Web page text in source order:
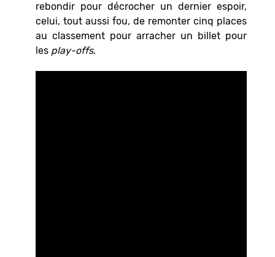
rebondir pour décrocher un dernier espoir,
celui, tout aussi fou, de remonter cinq places
au classement pour arracher un billet pour
les play-offs.